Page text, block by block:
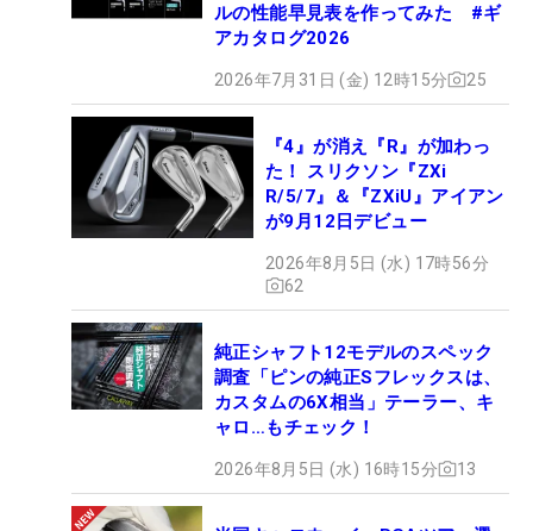
ルの性能早見表を作ってみた #ギ
アカタログ2026
2026年7月31日 (金) 12時15分 25
『4』が消え『R』が加わっ
た！ スリクソン『ZXi
R/5/7』＆『ZXiU』アイアン
が9月12日デビュー
2026年8月5日 (水) 17時56分
62
純正シャフト12モデルのスペック
調査「ピンの純正Sフレックスは、
カスタムの6X相当」テーラー、キ
ャロ…もチェック！
2026年8月5日 (水) 16時15分 13